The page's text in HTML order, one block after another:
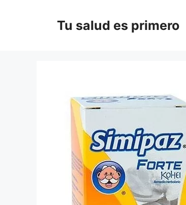
Tu salud es primero